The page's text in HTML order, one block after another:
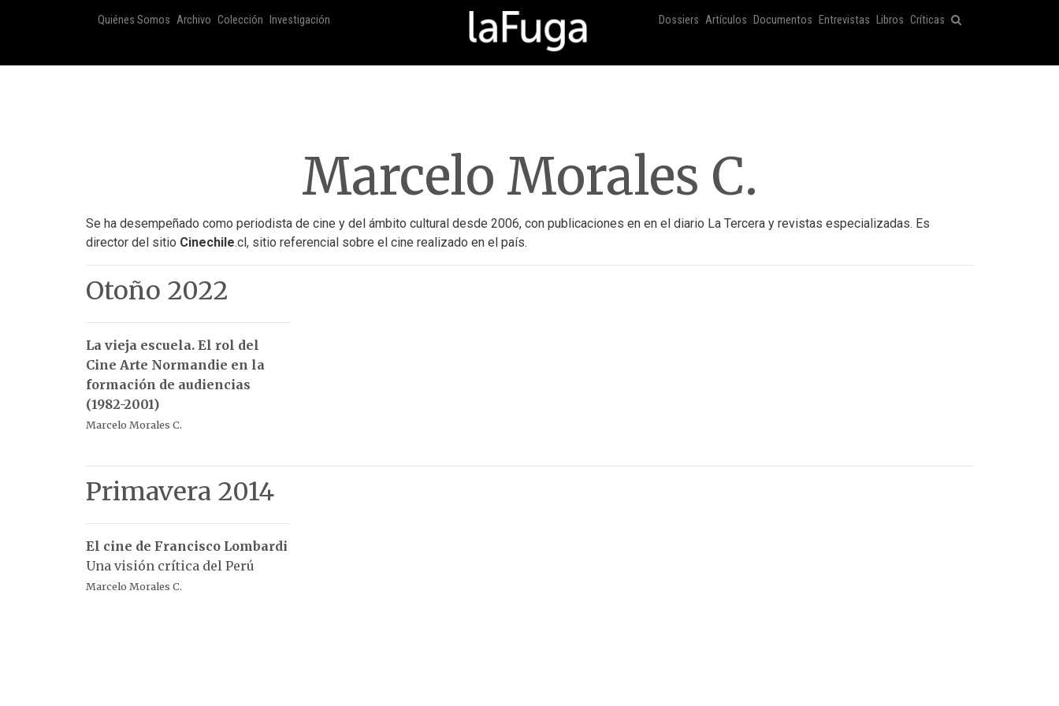
Quiénes Somos Archivo Colección Investigación Dossiers Artículos Documentos Entrevistas Libros Críticas
Marcelo Morales C.
Se ha desempeñado como periodista de cine y del ámbito cultural desde 2006, con publicaciones en en el diario La Tercera y revistas especializadas. Es
director del sitio Cinechile.cl, sitio referencial sobre el cine realizado en el país.
Otoño 2022
La vieja escuela. El rol del
Cine Arte Normandie en la
formación de audiencias
(1982-2001)
Marcelo Morales C.
Primavera 2014
El cine de Francisco Lombardi
Una visión crítica del Perú
Marcelo Morales C.